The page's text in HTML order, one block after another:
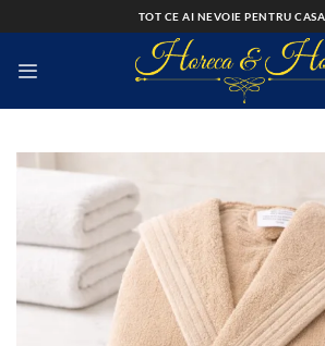
to
TOT CE AI NEVOIE PENTRU CASA